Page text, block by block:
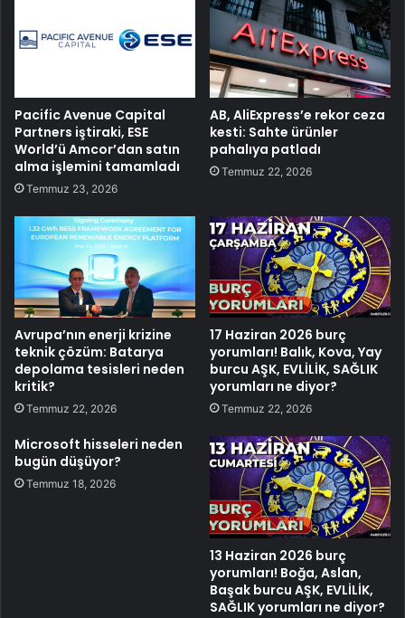
Pacific Avenue Capital
Partners iştiraki, ESE
World’ü Amcor’dan satın
alma işlemini tamamladı
Temmuz 23, 2026
AB, AliExpress’e rekor ceza
kesti: Sahte ürünler
pahalıya patladı
Temmuz 22, 2026
Avrupa’nın enerji krizine
teknik çözüm: Batarya
depolama tesisleri neden
kritik?
Temmuz 22, 2026
17 Haziran 2026 burç
yorumları! Balık, Kova, Yay
burcu AŞK, EVLİLİK, SAĞLIK
yorumları ne diyor?
Temmuz 22, 2026
Microsoft hisseleri neden
bugün düşüyor?
Temmuz 18, 2026
13 Haziran 2026 burç
yorumları! Boğa, Aslan,
Başak burcu AŞK, EVLİLİK,
SAĞLIK yorumları ne diyor?